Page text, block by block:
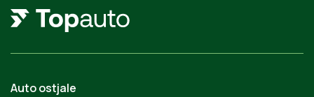
Auto ostjale